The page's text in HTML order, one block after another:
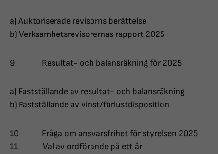
a) Auktoriserade revisorns berättelse
b) Verksamhetsrevisorernas rapport 2025
9 Resultat- och balansräkning för 2025
a) Fastställande av resultat- och balansräkning
b) Fastställande av vinst/förlustdisposition
10 Fråga om ansvarsfrihet för styrelsen 2025
11 Val av ordförande på ett år